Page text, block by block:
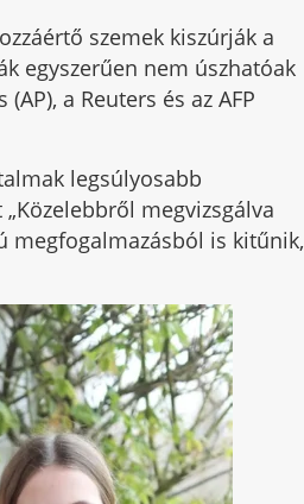
szemek kiszúrják a
egyszerűen nem úszhatóak
a Reuters és az AFP
legsúlyosabb
megvizsgálva
megfogalmazásból is kitűnik,